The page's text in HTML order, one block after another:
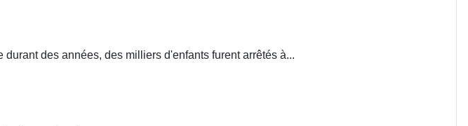
des années, des milliers d'enfants furent arrêtés à...